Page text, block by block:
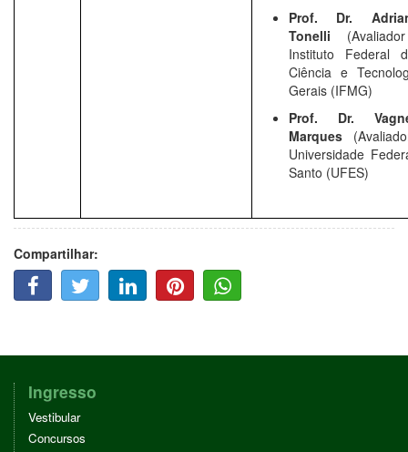
Prof. Dr.
Tonelli
Instituto Federal
Ciência e
Gerais (IFMG)
Prof. Dr.
Marques
Universidade
Santo (UFES)
Compartilhar:
A
B
O
K
W
T
R
I
E
I
E
W
H
T
Ingresso
Vestibular
Concursos